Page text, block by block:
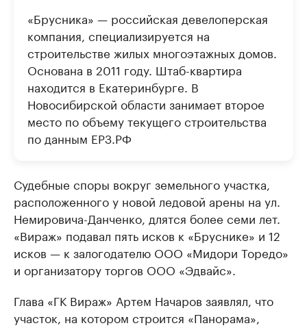
«Брусника» — российская девелоперская
компания, специализируется на
строительстве жилых многоэтажных домов.
Основана в 2011 году. Штаб-квартира
находится в Екатеринбурге. В
Новосибирской области занимает второе
место по объему текущего строительства
по данным ЕРЗ.РФ
Судебные споры вокруг земельного участка,
расположенного у новой ледовой арены на ул.
Немировича-Данченко, длятся более семи лет.
«Вираж» подавал пять исков к «Бруснике» и 12
исков — к залогодателю ООО «Мидори Торедо»
и организатору торгов ООО «Эдвайс».
Глава «ГК Вираж» Артем Начаров заявлял, что
участок, на котором строится «Панорама»,